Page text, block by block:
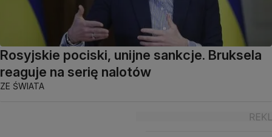
Rosyjskie pociski, unijne sankcje. Bruksela
reaguje na serię nalotów
ZE ŚWIATA